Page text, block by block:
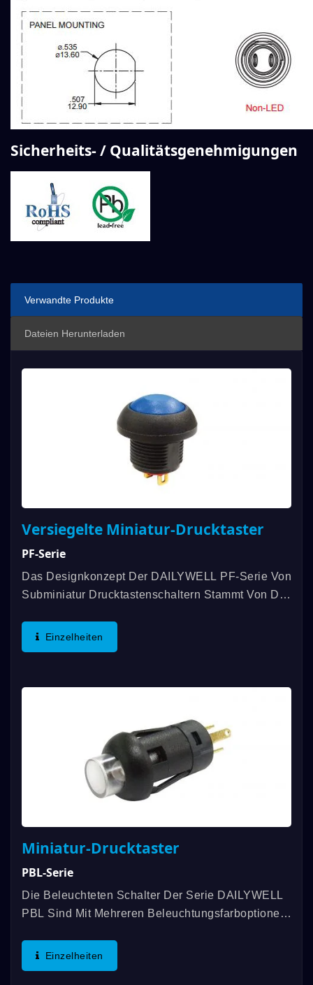
Sicherheits- / Qualitätsgenehmigungen
Verwandte Produkte
Dateien Herunterladen
Versiegelte Miniatur-Drucktaster
PF-Serie
Das Designkonzept Der DAILYWELL PF-Serie Von
Subminiatur Drucktastenschaltern Stammt Von Der
Der Funktion SPST, Mit Mehreren Optionen Für
Kappe Und Individuell...
Einzelheiten
Miniatur-Drucktaster
PBL-Serie
Die Beleuchteten Schalter Der Serie DAILYWELL
PBL Sind Mit Mehreren Beleuchtungsfarboptionen
Erhältlich. Die Herausragenden Merkmale Sind
Die Geringe Größe, Die Lange...
Einzelheiten